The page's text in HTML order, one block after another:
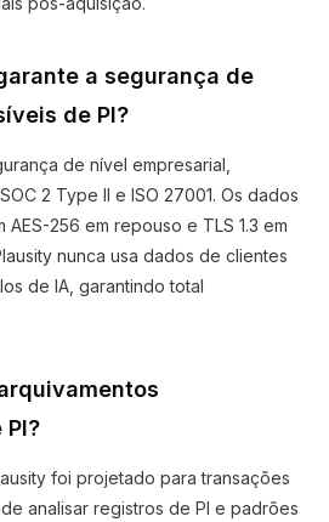
a segurança de
de PI?
de nível empresarial,
2 Type II e ISO 27001. Os dados
256 em repouso e TLS 1.3 em
nunca usa dados de clientes
de IA, garantindo total
foi projetado para transações
analisar registros de PI e padrões